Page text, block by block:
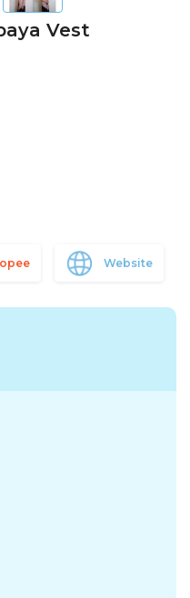
Vest
Website